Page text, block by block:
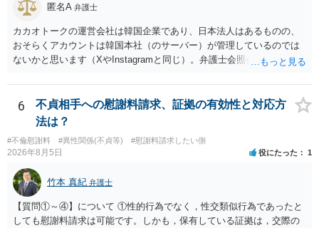
匿名A 弁護士
カカオトークの運営会社は韓国企業であり、日本法人はあるものの、
おそらくアカウントは韓国本社（のサーバー）が管理しているのでは
ないかと思います（XやInstagramと同じ）。弁護士会照会は日本法に
対する照会は基本的にできないと解されています（弁護士会によって
は例外的に認める扱いもありますが、かなり限定されているので一般
的ではないでしょう）。もし韓国本社がアカウント管理をしているな
ら、日本法人へ送っても「ウチでは管理していない」という回答にな
ります。 個人で直接他人のID情報の開示を求めても拒否されるでしょ
う。
6
不貞相手への慰謝料請求、証拠の有効性と対応方
法は？
#不倫慰謝料 #異性関係(不貞等) #慰謝料請求したい側
2026年8月5日 役にたった 1
竹本 真紀 弁護士
【質問①～④】について ①性的行為でなく，性交類似行為であったと
しても慰謝料請求は可能です。しかも，保有している証拠は，交際の